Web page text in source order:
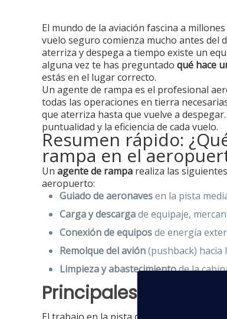
El mundo de la aviación fascina a
vuelo seguro comienza mucho antes del
aterriza y despega a tiempo existe un
alguna vez te has preguntadoqué hace
estás en el lugar correcto.
Un agente de rampa es el profesional
todas las operaciones en tierra
que aterriza hasta que vuelve a
puntualidad y la eficiencia de cada vuelo.
Resumen rápido:
rampa en el
Unagente de rampa realiza las
aeropuerto:
Guiado de aeronavesen la pista
Carga y descargade equipaje,
Conexión de equiposde energía
Remolque del avión(pushback) hacia
Limpieza y abastecimientode la
Principales